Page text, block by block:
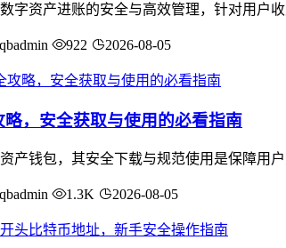
字资产进账的安全与高效管理，针对用
qbadmin 922 2026-08-05
，安全获取与使用的必看指南
产钱包，其安全下载与规范使用是保障用
qbadmin 1.3K 2026-08-05